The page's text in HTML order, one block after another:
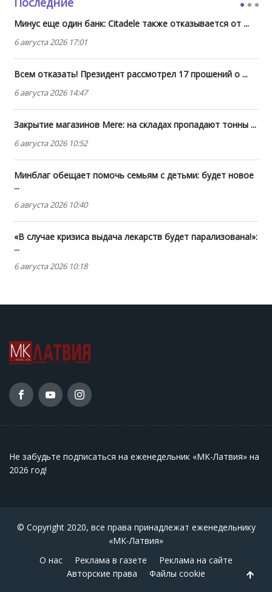
Минус еще один банк: Citadele также отказывается от ...
6 августа 2026 17:01
Всем отказать! Президент рассмотрел 17 прошений о ...
6 августа 2026 14:47
Закрытие магазинов Mere: на складах пропадают тонны ...
6 августа 2026 10:52
Минблаг обещает помочь семьям с детьми: будет новое
...
6 августа 2026 10:40
«В случае кризиса выдача лекарств будет парализована!»:
...
6 августа 2026 10:18
Не забудьте подписаться на еженедельник «МК-Латвия» на
2026 год!
© Copyright 2020, все права принадлежат еженедельнику
«МК-Латвия»
О нас
Реклама в газете
Реклама на сайте
Авторские права
Файлы cookie